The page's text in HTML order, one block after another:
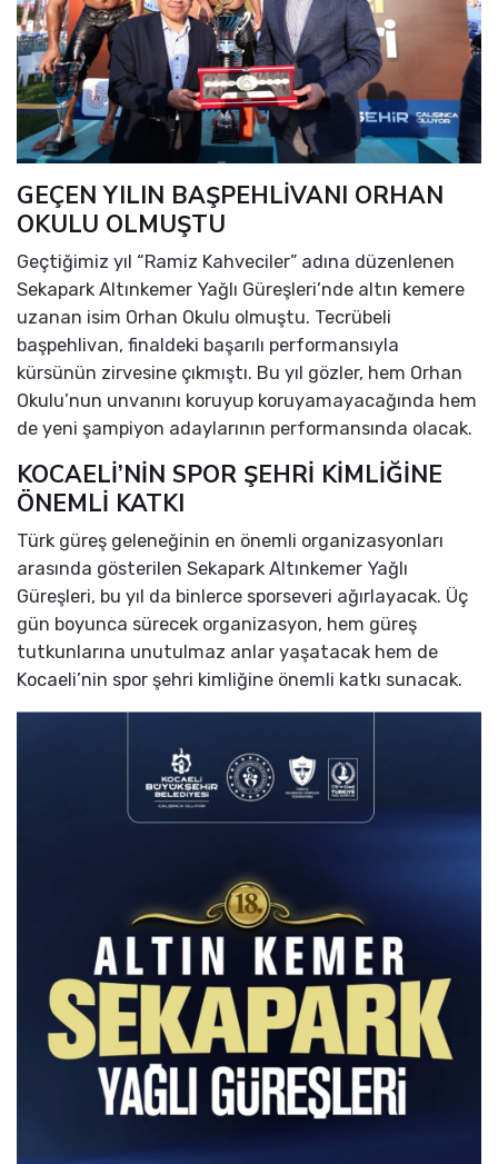
GEÇEN YILIN BAŞPEHLİVANI ORHAN
OKULU OLMUŞTU
Geçtiğimiz yıl “Ramiz Kahveciler” adına düzenlenen
Sekapark Altınkemer Yağlı Güreşleri’nde altın kemere
uzanan isim Orhan Okulu olmuştu. Tecrübeli
başpehlivan, finaldeki başarılı performansıyla
kürsünün zirvesine çıkmıştı. Bu yıl gözler, hem Orhan
Okulu’nun unvanını koruyup koruyamayacağında hem
de yeni şampiyon adaylarının performansında olacak.
KOCAELİ’NİN SPOR ŞEHRİ KİMLİĞİNE
ÖNEMLİ KATKI
Türk güreş geleneğinin en önemli organizasyonları
arasında gösterilen Sekapark Altınkemer Yağlı
Güreşleri, bu yıl da binlerce sporseveri ağırlayacak. Üç
gün boyunca sürecek organizasyon, hem güreş
tutkunlarına unutulmaz anlar yaşatacak hem de
Kocaeli’nin spor şehri kimliğine önemli katkı sunacak.